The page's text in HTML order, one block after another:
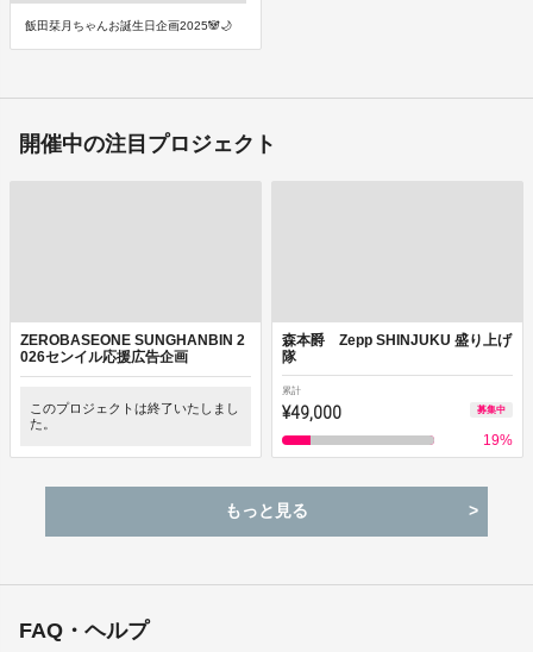
飯田栞月ちゃんお誕生日企画2025🐼🌙
開催中の注目プロジェクト
ZEROBASEONE SUNGHANBIN 2
026センイル応援広告企画
このプロジェクトは終了いたしまし
た。
森本爵 Zepp SHINJUKU 盛り上げ
隊
累計
¥49,000 募集中
19%
もっと見る
FAQ・ヘルプ